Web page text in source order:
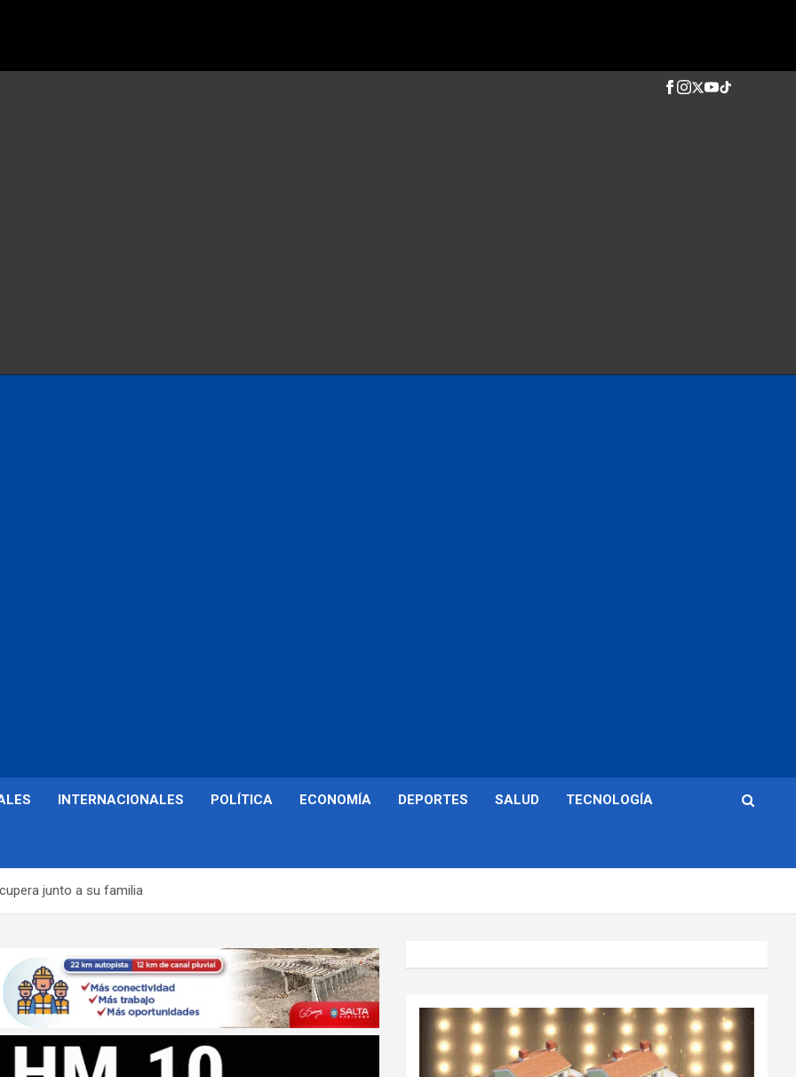
INTERNACIONALES POLÍTICA ECONOMÍA DEPORTES SALUD TECNOLOGÍA
junto a su familia